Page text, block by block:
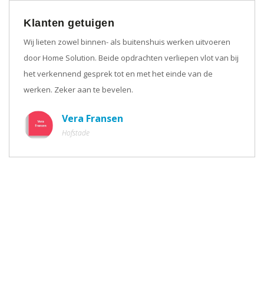
Klanten getuigen
Wij lieten zowel binnen- als buitenshuis werken uitvoeren
door Home Solution. Beide opdrachten verliepen vlot van bij
het verkennend gesprek tot en met het einde van de
werken. Zeker aan te bevelen.
Vera Fransen
Hofstade